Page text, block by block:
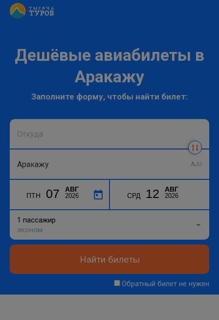
Дешёвые авиабилеты в
Аракажу
Заполните форму, чтобы найти билет:
AJU
ПТН 07 АВГ
2026 СРД 12 АВГ
2026
1 пассажир
эконом
Найти билеты
Обратный билет не нужен